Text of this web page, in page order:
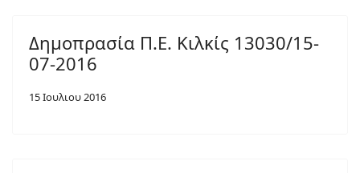
Δημοπρασία Π.Ε. Κιλκίς 13030/15-
07-2016
15 Ιουλιου 2016